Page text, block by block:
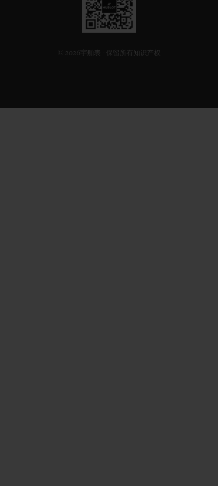
二
维
码
© 2026宇舶表 - 保留所有知识产权